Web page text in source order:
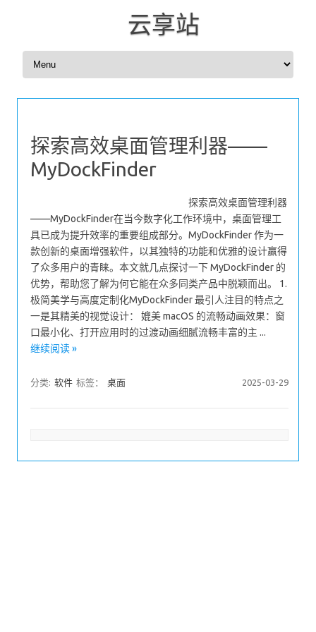
云享站
Skip to content
探索高效桌面管理利器——
MyDockFinder
探索高效桌面管理利器
——MyDockFinder在当今数字化工作环境中，桌面管理工
具已成为提升效率的重要组成部分。MyDockFinder 作为一
款创新的桌面增强软件，以其独特的功能和优雅的设计赢得
了众多用户的青睐。本文就几点探讨一下 MyDockFinder 的
优势，帮助您了解为何它能在众多同类产品中脱颖而出。 1.
极简美学与高度定制化MyDockFinder 最引人注目的特点之
一是其精美的视觉设计： 媲美 macOS 的流畅动画效果：窗
口最小化、打开应用时的过渡动画细腻流畅丰富的主 ...
继续阅读 »
分类: 软件 标签： 桌面 2025-03-29